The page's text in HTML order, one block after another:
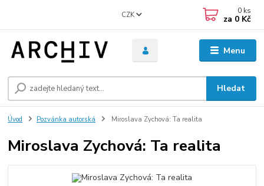
Menu
CZK
Hledat
0 ks
za 0 Kč
Úvod Pozvánka autorská Miroslava Zychová: Ta realita
Miroslava Zychová: Ta realita